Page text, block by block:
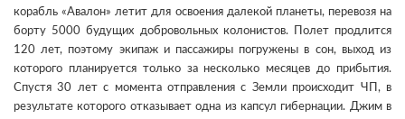
корабль «Авалон» летит для освоения далекой планеты, перевозя на
борту 5000 будущих добровольных колонистов. Полет продлится
120 лет, поэтому экипаж и пассажиры погружены в сон, выход из
которого планируется только за несколько месяцев до прибытия.
Спустя 30 лет с момента отправления с Земли происходит ЧП, в
результате которого отказывает одна из капсул гибернации. Джим в